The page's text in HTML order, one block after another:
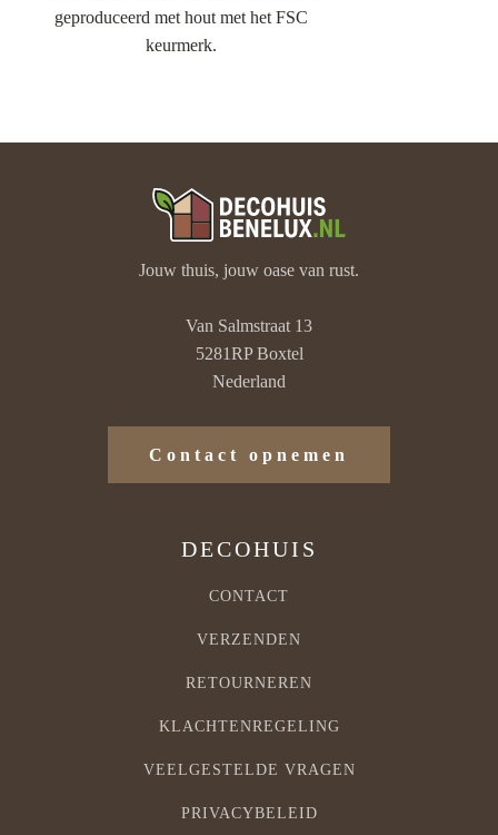
geproduceerd met hout met het FSC
keurmerk.
Jouw thuis, jouw oase van rust.
Van Salmstraat 13
5281RP Boxtel
Nederland
Contact opnemen
DECOHUIS
CONTACT
VERZENDEN
RETOURNEREN
KLACHTENREGELING
VEELGESTELDE VRAGEN
PRIVACYBELEID